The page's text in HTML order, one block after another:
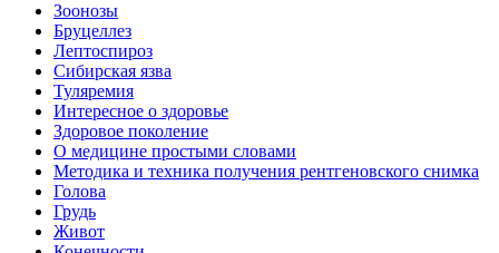
Зоонозы
Бруцеллез
Лептоспироз
Сибирская язва
Туляремия
Интересное о здоровье
Здоровое поколение
О медицине простыми словами
Методика и техника получения рентгеновского снимка
Голова
Грудь
Живот